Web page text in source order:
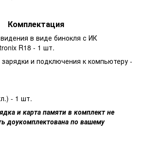
Комплектация
в виде бинокля с ИК
R18 - 1 шт.
и подключения к компьютеру -
- 1 шт.
и карта памяти в комплект не
доукомплектована по вашему